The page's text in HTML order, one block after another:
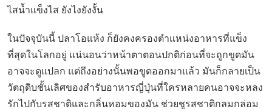
ไสน้ำแข็งไส ยังไงยังงั้น
ในปัจจุบันนี้ ปลาโอแห้ง ก็ยังคงครองตำแหน่งอาหารที่แข็ง
ที่สุดในโลกอยู่ แน่นอนว่าหน้าตาตอนปกติก่อนที่จะถูกขูดมัน
อาจจะดูแปลก แต่ถึงอย่างนั้นพอขูดออกมาแล้ว มันก็กลายเป็น
วัตถุดิบชั้นเลิศของสำรับอาหารญี่ปุ่นที่ใครหลายคนอาจจะหลง
รักไปกับรสชาติและกลิ่นหอมของมัน ช่วยชูรสชาติกลมกล่อม